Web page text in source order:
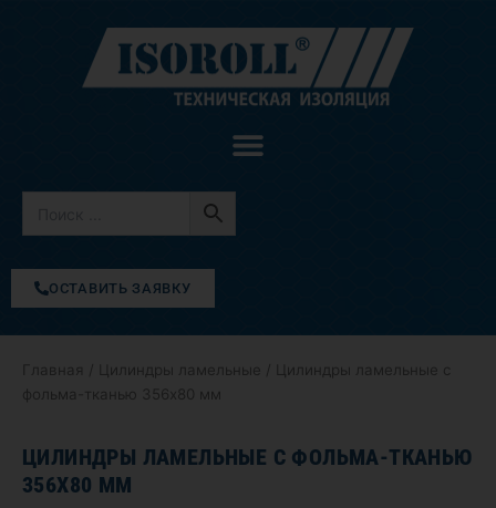
содержимому
ОСТАВИТЬ ЗАЯВКУ
Главная Цилиндры ламельные / Цилиндры ламельные с
фольма-тканью 356х80 мм
ЦИЛИНДРЫ ЛАМЕЛЬНЫЕ С ФОЛЬМА-ТКАНЬЮ
356Х80 ММ